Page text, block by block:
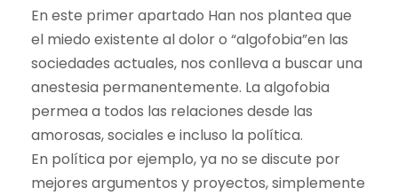
En este primer apartado Han nos plantea que
el miedo existente al dolor o “algofobia”en las
sociedades actuales, nos conlleva a buscar una
anestesia permanentemente. La algofobia
permea a todos las relaciones desde las
amorosas, sociales e incluso la política.
En política por ejemplo, ya no se discute por
mejores argumentos y proyectos, simplemente